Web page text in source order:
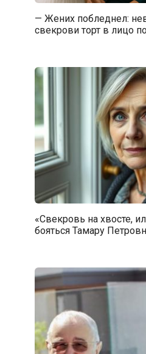
— Жених побледнел:
свекрови торт в лицо
«Свекровь на хвосте,
бояться Тамару